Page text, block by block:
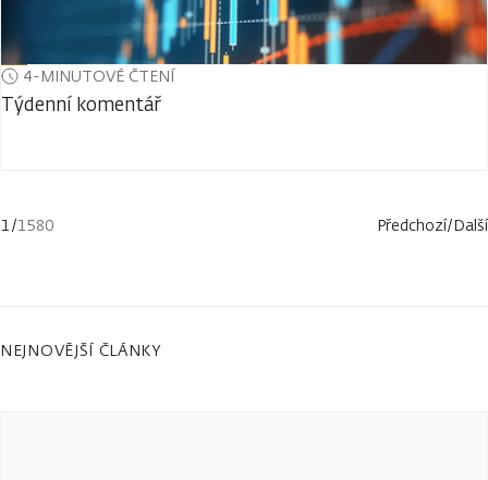
4-MINUTOVÉ ČTENÍ
Týdenní komentář
1/1580 Předchozí/Další
NEJNOVĚJŠÍ ČLÁNKY